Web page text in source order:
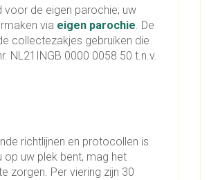
de eigen parochie; uw
via eigen parochie. De
collectezakjes gebruiken die
NL21INGB 0000 0058 50 t.n.v.
richtlijnen en protocollen is
op uw plek bent, mag het
zorgen. Per viering zijn 30